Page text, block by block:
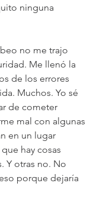
ninguna
no me trajo
Me llenó la
de los errores
Muchos. Yo sé
de cometer
mal con algunas
en un lugar
hay cosas
Y otras no. No
porque dejaría